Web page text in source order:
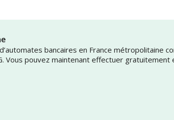
bancaires en France métropolitaine
Vous pouvez maintenant effectuer